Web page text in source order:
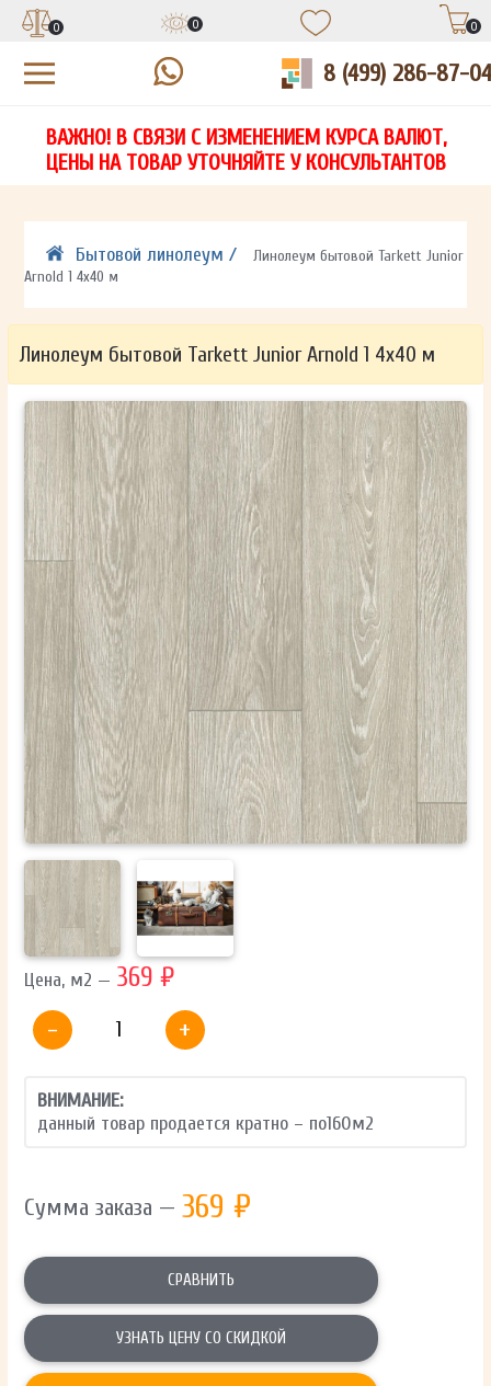
НА
СВЯЖЕТСЯ С ВАМИ В ТЕЧЕНИЕ 15 МИНУТ
ОТПРАВИТЬ
Ваши данные не будут переданы третьим лицам
ЗАПОЛНИТЕ ФОРМУ И НАШ МЕНЕДЖЕР
СВЯЖЕТСЯ С ВАМИ В ТЕЧЕНИЕ 15 МИНУТ
ОТПРАВИТЬ
Ваши данные не будут переданы третьим лицам
ЗАПОЛНИТЕ ФОРМУ И НАШ МЕНЕДЖЕР
СВЯЖЕТСЯ С ВАМИ В ТЕЧЕНИЕ 15 МИНУТ
ОТПРАВИТЬ
Ваши данные не будут переданы третьим лицам
0 0 0
8 (499) 286-87-04
ВАЖНО! В СВЯЗИ С ИЗМЕНЕНИЕМ КУРСА ВАЛЮТ,
ЦЕНЫ НА ТОВАР УТОЧНЯЙТЕ У КОНСУЛЬТАНТОВ
Бытовой линолеум /
Линолеум бытовой Tarkett Junior
Arnold 1 4х40 м
Линолеум бытовой Tarkett Junior Arnold 1 4х40 м
Цена, м2 — 369 ₽
-
+
ВНИМАНИЕ:
данный товар продается кратно – по160м2
Сумма заказа — 369 ₽
СРАВНИТЬ
УЗНАТЬ ЦЕНУ СО СКИДКОЙ